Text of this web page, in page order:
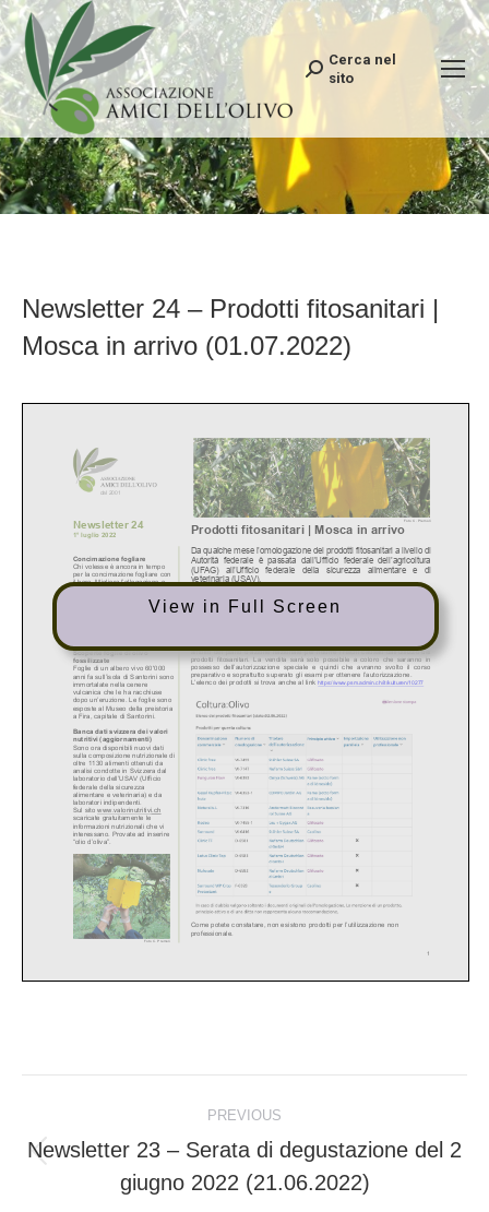
Search:
Cerca nel
sito
Newsletter 24 – Prodotti fitosanitari |
Mosca in arrivo (01.07.2022)
View in Full Screen
navigation
PREVIOUS
Previous
post:
Newsletter 23 – Serata di degustazione del 2
giugno 2022 (21.06.2022)